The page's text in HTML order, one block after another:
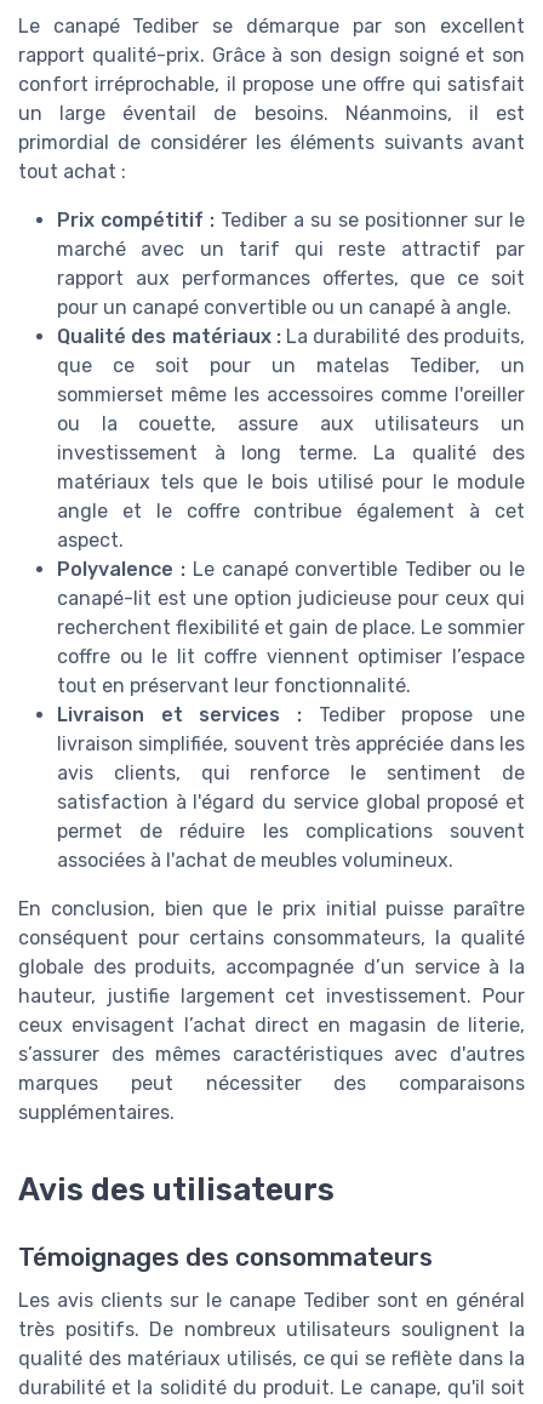
Le canapé Tediber se démarque par son excellent
rapport qualité-prix. Grâce à son design soigné et son
confort irréprochable, il propose une offre qui satisfait
un large éventail de besoins. Néanmoins, il est
primordial de considérer les éléments suivants avant
tout achat :
Prix compétitif : Tediber a su se positionner sur le
marché avec un tarif qui reste attractif par
rapport aux performances offertes, que ce soit
pour un canapé convertible ou un canapé à angle.
Qualité des matériaux :La durabilité des produits,
que ce soit pour un matelas Tediber, un
sommierset même les accessoires comme l'oreiller
ou la couette, assure aux utilisateurs un
investissement à long terme. La qualité des
matériaux tels que le bois utilisé pour le module
angle et le coffre contribue également à cet
aspect.
Polyvalence :Le canapé convertible Tediber ou le
canapé-lit est une option judicieuse pour ceux qui
recherchent flexibilité et gain de place. Le sommier
coffre ou le lit coffre viennent optimiser l’espace
tout en préservant leur fonctionnalité.
Livraison et services : Tediber propose une
livraison simplifiée, souvent très appréciée dans les
avis clients, qui renforce le sentiment de
satisfaction à l'égard du service global proposé et
permet de réduire les complications souvent
associées à l'achat de meubles volumineux.
En conclusion, bien que le prix initial puisse paraître
conséquent pour certains consommateurs, la qualité
globale des produits, accompagnée d’un service à la
hauteur, justifie largement cet investissement. Pour
ceux envisagent l’achat direct en magasin de literie,
s’assurer des mêmes caractéristiques avec d'autres
marques peut nécessiter des comparaisons
supplémentaires.
Avis des utilisateurs
Témoignages des consommateurs
Les avis clients sur le canape Tediber sont en général
très positifs. De nombreux utilisateurs soulignent la
qualité des matériaux utilisés, ce qui se reflète dans la
durabilité et la solidité du produit. Le canape, qu'il soit